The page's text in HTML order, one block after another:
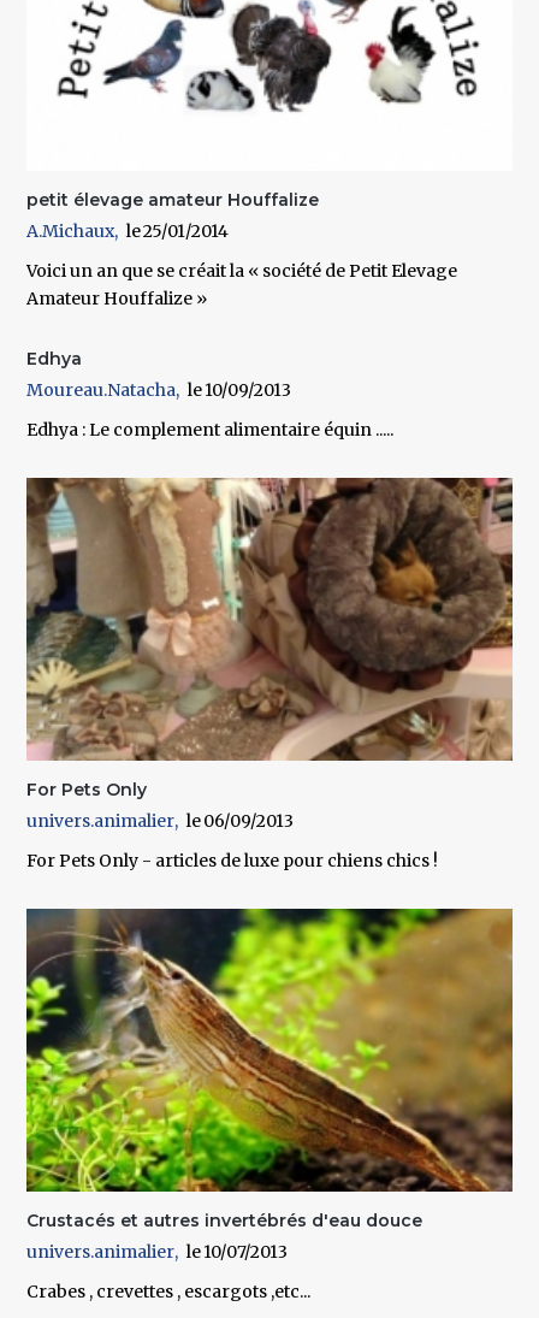
petit élevage amateur Houffalize
A.Michaux
25/01/2014
Voici un an que se créait la « société de Petit Elevage
Amateur Houffalize »
Edhya
Moureau.Natacha
10/09/2013
Edhya : Le complement alimentaire équin .....
For Pets Only
univers.animalier
06/09/2013
For Pets Only - articles de luxe pour chiens chics !
Crustacés et autres invertébrés d'eau douce
univers.animalier
10/07/2013
Crabes , crevettes , escargots ,etc...